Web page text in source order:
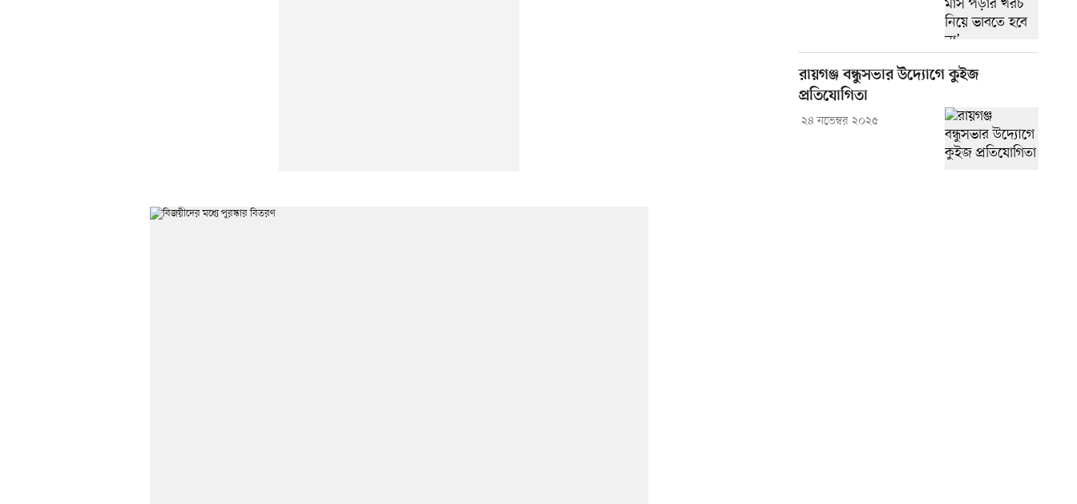
রায়গঞ্জ বন্ধুসভার উদ্যোগে কুইজ
প্রতিযোগিতা
২৪ নভেম্বর ২০২৫